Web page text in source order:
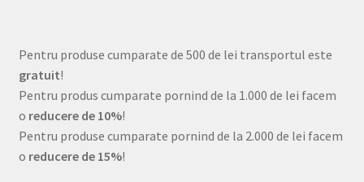
Pentru produse cumparate de 500 de lei transportul este
gratuit!
Pentru produs cumparate pornind de la 1.000 de lei facem
o reducere de 10%!
Pentru produse cumparate pornind de la 2.000 de lei facem
o reducere de 15%!